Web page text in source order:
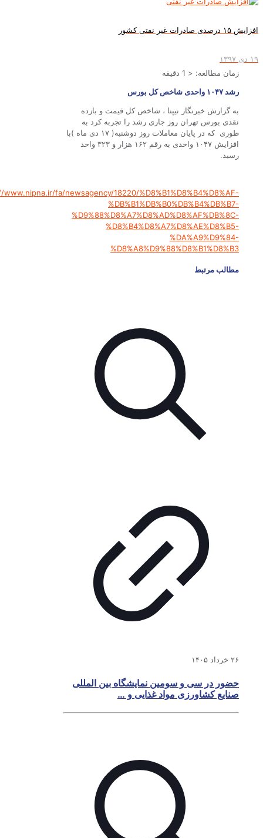
غیر نفتی کشور
زمان مطالعه:< 1
دقیقه
به گزارش خبرنگار نیپنا ، شاخص کل قیمت و بازده
نقدی بورس تهران روز جاری رشد را تجربه کرد به
طوری که در پایان معاملات روز دوشنبه( ۱۷ دی ماه )با
افزایش ۱۰۴۷ واحدی به رقم ۱۶۲ هزار و ۳۲۳ واحد
http://www.nipna.ir/fa/newsagency/18220/%D8%B1%D8%B4%D8%AF-
%DB%B1%DB%B0%DB%B4%DB%B7-
%D9%88%D8%A7%D8%AD%D8%AF%DB%8C-
%D8%B4%D8%A7%D8%AE%D8%B5-
%DA%A9%D9%84-
%D8%A8%D9%88%D8%B1%D8%B3
مطالب مرتبط
حضور در سی و سومین نمایشگاه بین المللی
صنایع کشاورزی مواد غذایی و …